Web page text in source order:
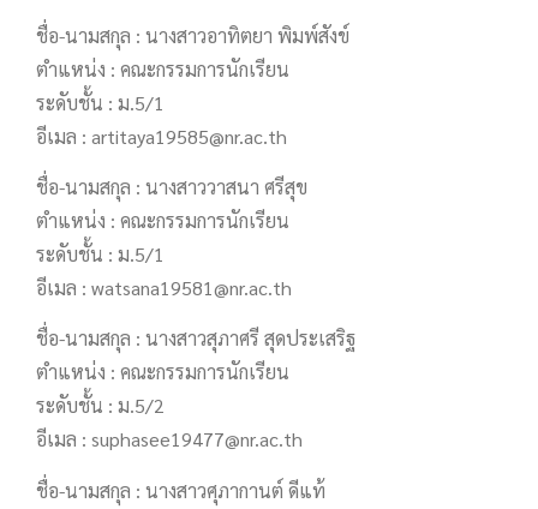
ชื่อ-นามสกุล : นางสาวอาทิตยา พิมพ์สังข์
ตำแหน่ง : คณะกรรมการนักเรียน
ระดับชั้น : ม.5/1
อีเมล : artitaya19585@nr.ac.th
ชื่อ-นามสกุล : นางสาววาสนา ศรีสุข
ตำแหน่ง : คณะกรรมการนักเรียน
ระดับชั้น : ม.5/1
อีเมล : watsana19581@nr.ac.th
ชื่อ-นามสกุล : นางสาวสุภาศรี สุดประเสริฐ
ตำแหน่ง : คณะกรรมการนักเรียน
ระดับชั้น : ม.5/2
อีเมล : suphasee19477@nr.ac.th
ชื่อ-นามสกุล : นางสาวศุภากานต์ ดีแท้